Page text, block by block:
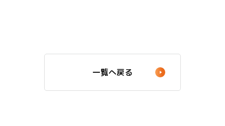
一覧へ戻る